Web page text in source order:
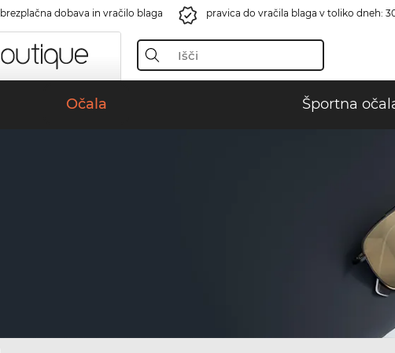
brezplačna dobava in vračilo blaga pravica do vračila blaga v toliko dneh:
Očala Športna